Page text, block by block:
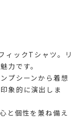
ィックTシャツ。リ
力です。
プシーンから着想
象的に演出しま
と個性を兼ね備え